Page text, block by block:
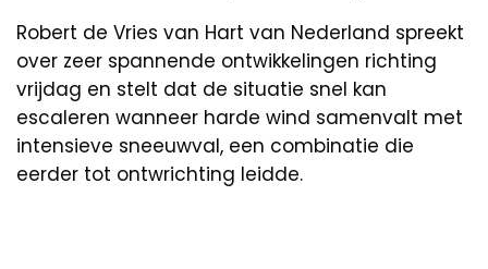
Robert de Vries van Hart van Nederland spreekt
over zeer spannende ontwikkelingen richting
vrijdag en stelt dat de situatie snel kan
escaleren wanneer harde wind samenvalt met
intensieve sneeuwval, een combinatie die
eerder tot ontwrichting leidde.